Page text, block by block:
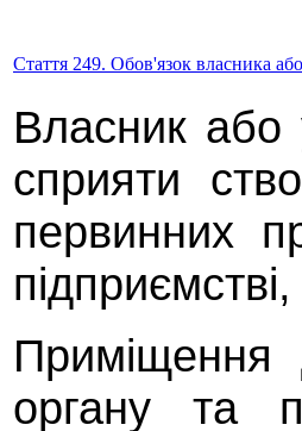
Стаття 249. Обов'язок власника
Власник або
сприяти
первинних
підприємстві,
Приміщення
органу та